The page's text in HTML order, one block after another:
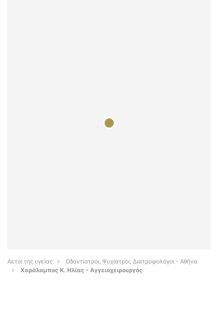
Αετοί της υγείας
Οδοντίατροι, Ψυχίατροι, Διατροφολόγοι - Αθήνα
Χαράλαμπος Κ. Ηλίας - Αγγειοχειρουργός